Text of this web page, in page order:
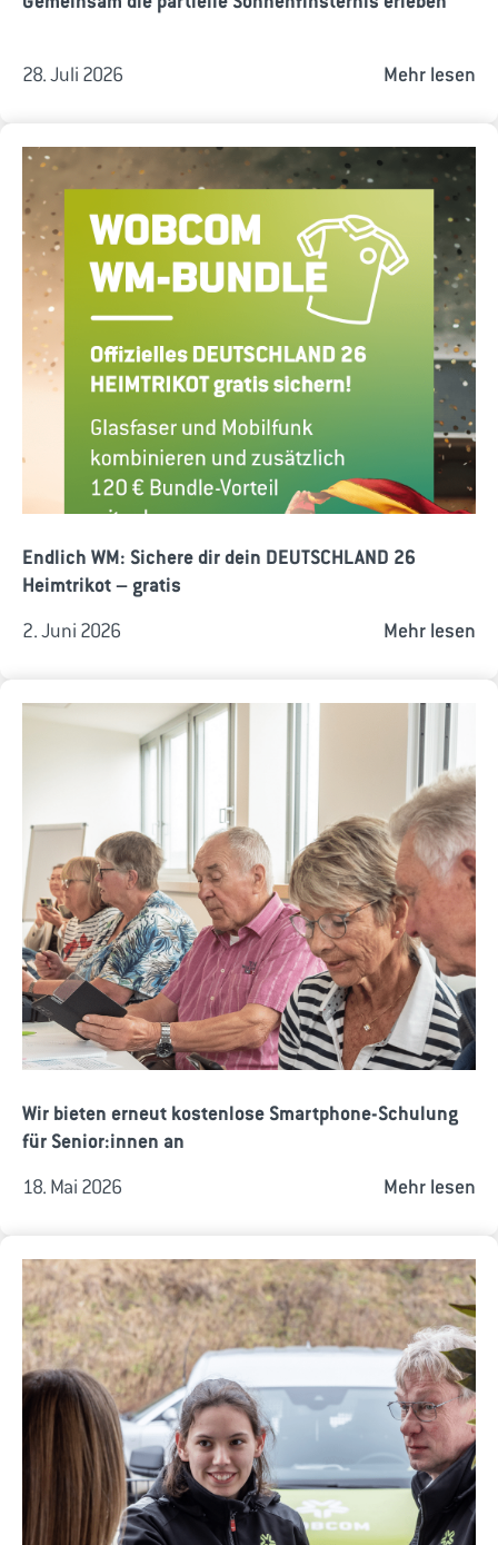
28. Juli 2026 Mehr lesen
Endlich WM: Sichere dir dein DEUTSCHLAND 26
Heimtrikot – gratis
2. Juni 2026 Mehr lesen
Wir bieten erneut kostenlose Smartphone-Schulung
für Senior:innen an
18. Mai 2026 Mehr lesen